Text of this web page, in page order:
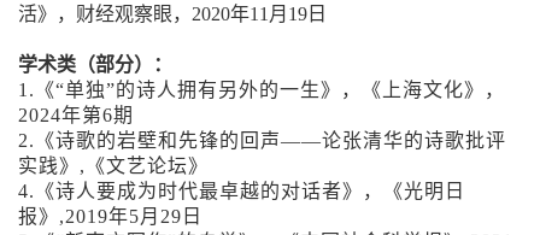
活》，财经观察眼，2020年11月19日
学术类（部分）：
1 .《“单独”的诗人拥有另外的一生》，《上海文化》，
2024年第6期
2.《诗歌的岩壁和先锋的回声——论张清华的诗歌批评
实践》,《文艺论坛》
4.《诗人要成为时代最卓越的对话者》，《光明日
报》,2019年5月29日